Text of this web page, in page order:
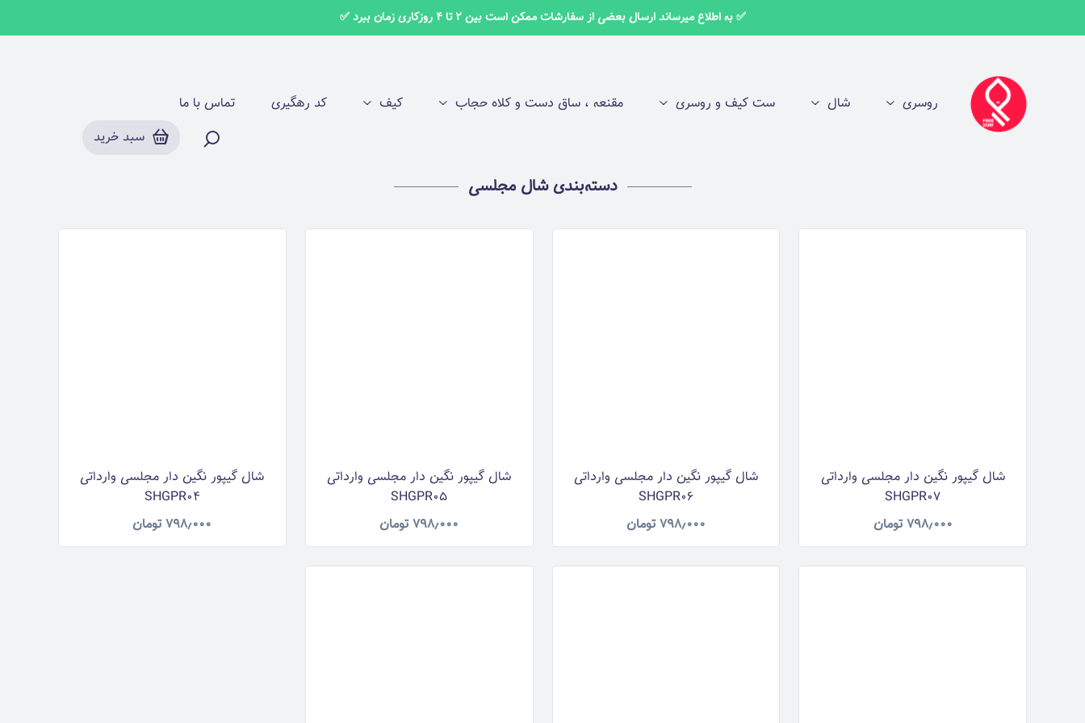
✅ به اطلاع میرساند ارسال بعضی از سفارشات ممکن است بین 2 تا 4 روزکاری زمان ببرد ✅
روسری شال ست کیف و روسری مقنعه ، ساق دست و کلاه حجاب کیف کد رهگیری
تماس با ما
سبد خرید
دسته‌بندی شال مجلسی
شال گیپور نگین دار مجلسی وارداتی
SHGPR07
۷۹۸٫۰۰۰ تومان
شال گیپور نگین دار مجلسی وارداتی
SHGPR06
۷۹۸٫۰۰۰ تومان
شال گیپور نگین دار مجلسی وارداتی
SHGPR05
۷۹۸٫۰۰۰ تومان
شال گیپور نگین دار مجلسی وارداتی
SHGPR04
۷۹۸٫۰۰۰ تومان